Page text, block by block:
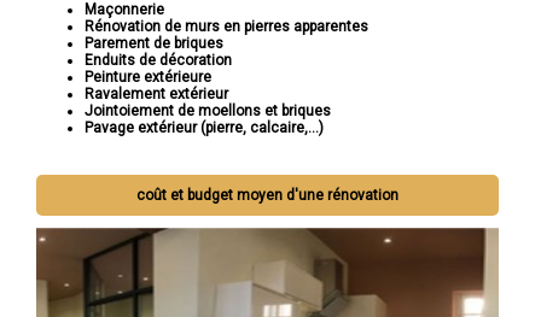
Maçonnerie
Rénovation de murs en pierres apparentes
Parement de briques
Enduits de décoration
Peinture extérieure
Ravalement extérieur
Jointoiement de moellons et briques
Pavage extérieur (pierre, calcaire,...)
coût et budget moyen d'une rénovation